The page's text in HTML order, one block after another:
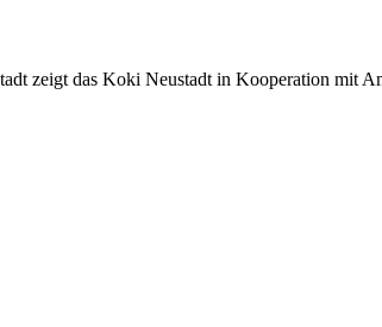
zeigt das Koki Neustadt in Kooperation